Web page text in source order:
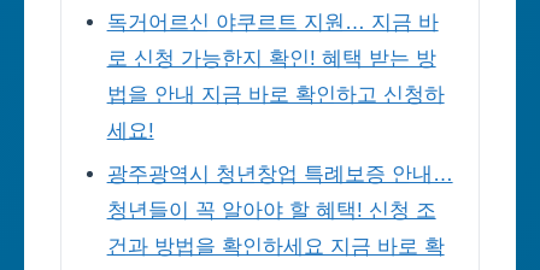
독거어르신 야쿠르트 지원… 지금 바
로 신청 가능한지 확인! 혜택 받는 방
법을 안내 지금 바로 확인하고 신청하
세요!
광주광역시 청년창업 특례보증 안내…
청년들이 꼭 알아야 할 혜택! 신청 조
건과 방법을 확인하세요 지금 바로 확